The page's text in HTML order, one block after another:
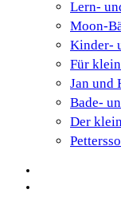
Lern-
Moon-
Kinder-
Für
Jan und
Bade-
Der